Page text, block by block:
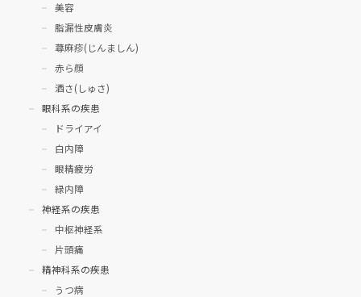
美容
脂漏性皮膚炎
蕁麻疹(じんましん)
赤ら顔
酒さ(しゅさ)
眼科系の疾患
ドライアイ
白内障
眼精疲労
緑内障
神経系の疾患
中枢神経系
片頭痛
精神科系の疾患
うつ病